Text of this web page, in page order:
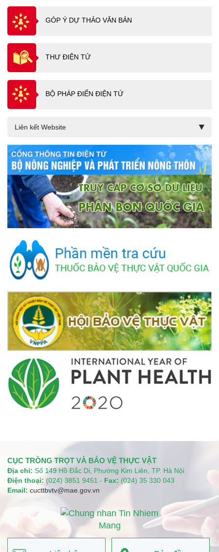
GÓP Ý DỰ THẢO VĂN BẢN
THƯ ĐIỆN TỬ
BỘ PHÁP ĐIỂN ĐIỆN TỬ
CỤC TRỒNG TRỌT VÀ BẢO VỆ THỰC VẬT
Địa chỉ: Số 149 Hồ Đắc Di, Phường Kim Liên, TP. Hà Nội
Điện thoại: (024) 3851 9451 - Fax: (024) 35 330 043
Email: cucttbvtv@mae.gov.vn